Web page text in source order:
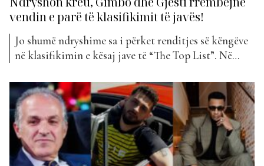
vendin e parë të klasifikimit të javës!
Jo shumë ndryshime sa i përket renditjes së këngëve
në klasifikimin e kësaj jave të “The Top List”. Në
madh hyrjesh të reja, këtë herë kemi vetëm katër
projekte që hyjnë në listë. Në Top 5 ndryshimet janë
të pakëta...